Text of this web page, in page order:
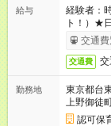
給与
経験者：
ト！）★
始時は手
方は100
交通費
交通費
勤務地
東京都台
上野御徒
認可保